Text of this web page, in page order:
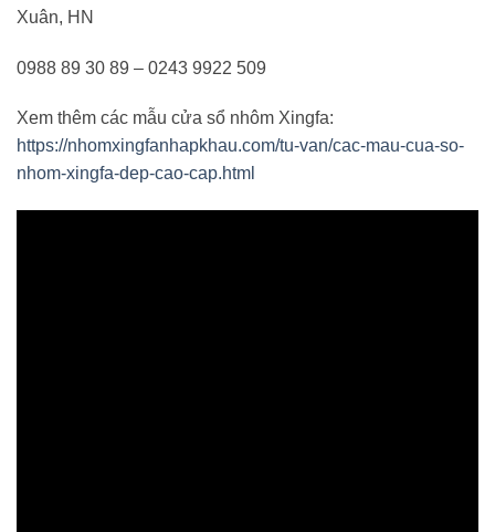
Xuân, HN
0988 89 30 89 – 0243 9922 509
Xem thêm các mẫu cửa sổ nhôm Xingfa:
https://nhomxingfanhapkhau.com/tu-van/cac-mau-cua-so-
nhom-xingfa-dep-cao-cap.html